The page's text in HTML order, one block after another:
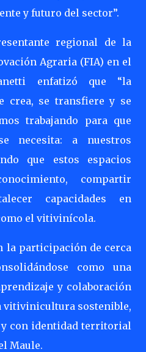
y futuro del sector”.
regional de la
Agraria (FIA) en el
enfatizó que “la
crea, se transfiere y se
trabajando para que
necesita: a nuestros
que estos espacios
compartir
capacidades en
el vitivinícola.
la participación de cerca
como una
y colaboración
vitivinicultura sostenible,
con identidad territorial
Maule.